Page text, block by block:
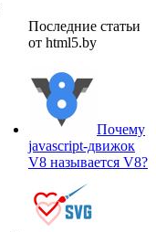
Последние статьи
от html5.by
Почему
javascript-движок
V8 называется V8?